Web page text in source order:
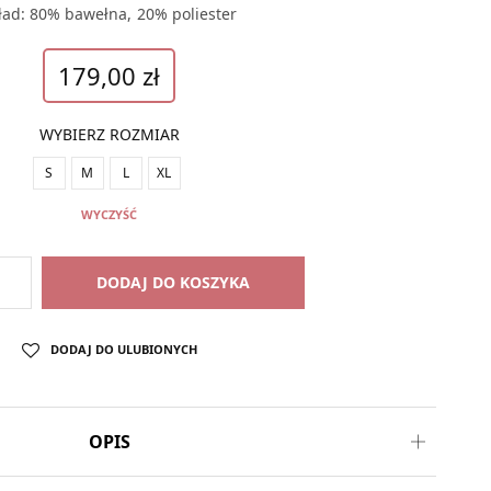
80% bawełna, 20% poliester
179,00zł
WYBIERZ ROZMIAR
S M L XL
WYCZYŚĆ
DODAJ DO KOSZYKA
DODAJ DO ULUBIONYCH
OPIS